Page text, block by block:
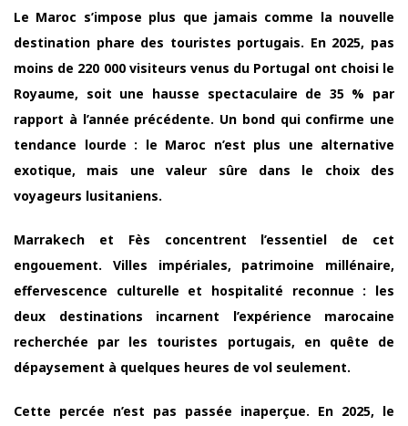
Le Maroc s’impose plus que jamais comme la nouvelle
destination phare des touristes portugais. En 2025, pas
moins de 220 000 visiteurs venus du Portugal ont choisi le
Royaume, soit une hausse spectaculaire de 35 % par
rapport à l’année précédente. Un bond qui confirme une
tendance lourde : le Maroc n’est plus une alternative
exotique, mais une valeur sûre dans le choix des
voyageurs lusitaniens.
Marrakech et Fès concentrent l’essentiel de cet
engouement. Villes impériales, patrimoine millénaire,
effervescence culturelle et hospitalité reconnue : les
deux destinations incarnent l’expérience marocaine
recherchée par les touristes portugais, en quête de
dépaysement à quelques heures de vol seulement.
Cette percée n’est pas passée inaperçue. En 2025, le